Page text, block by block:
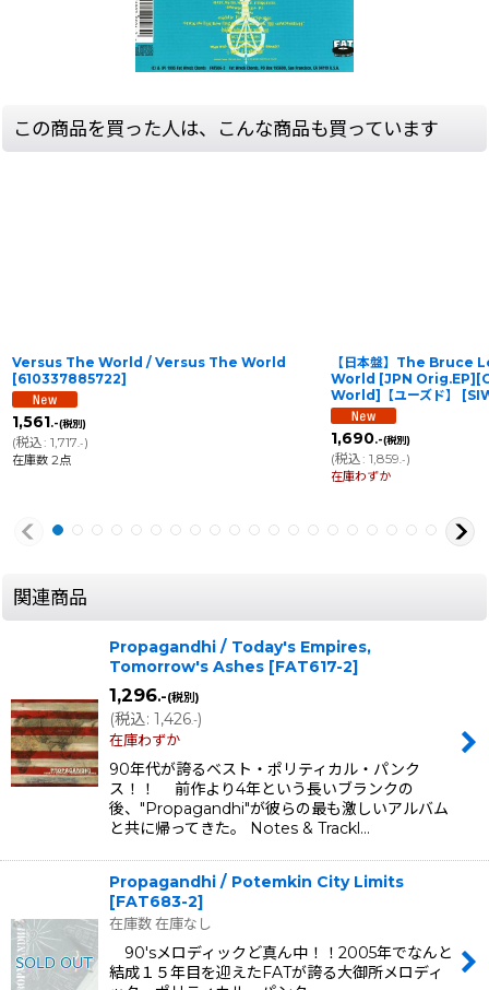
この商品を買った人は、こんな商品も買っています
Versus The World / Versus The World
[610337885722]
1,561.-(税別)
(税込: 1,717 .-)
在庫数 2点
【日本盤】The
World [JPN
World]【ユーズド】
[
1,690.-(税別)
(税込: 1,859 .-)
在庫わずか
関連商品
Propagandhi / Today's Empires,
Tomorrow's Ashes [FAT617-2]
1,296.-(税別)
(税込: 1,426.-)
在庫わずか
90年代が誇るベスト・ポリティカル・パンク
ス！！ 前作より4年という長いブランクの
後、"Propagandhi"が彼らの最も激しいアルバム
と共に帰ってきた。 Notes & Trackl…
Propagandhi / Potemkin City Limits
[FAT683-2]
在庫数 在庫なし
90'sメロディックど真ん中！！2005年でなんと
結成１５年目を迎えたFATが誇る大御所メロディ